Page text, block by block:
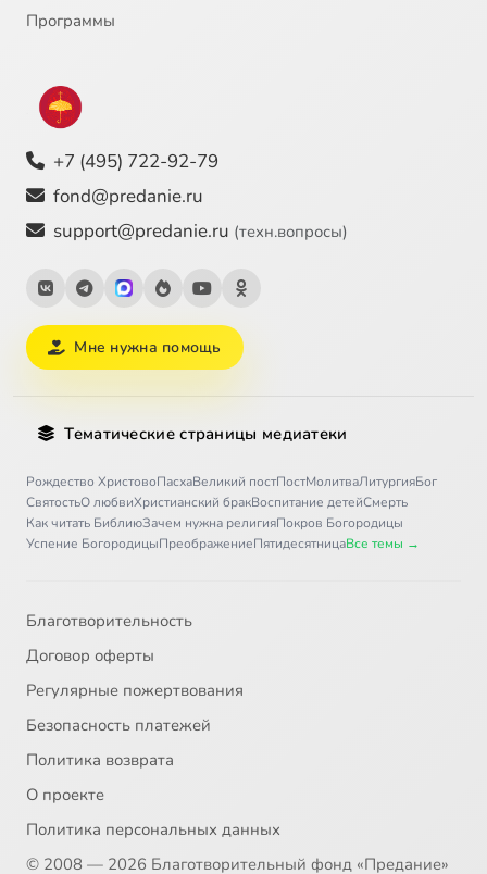
Программы
+7 (495) 722-92-79
fond@predanie.ru
support@predanie.ru (техн.вопросы)
Мне нужна помощь
Тематические страницы медиатеки
Рождество ХристовоПасхаВеликий постПостМолитваЛитургияБог
СвятостьО любвиХристианский бракВоспитание детейСмерть
Как читать БиблиюЗачем нужна религияПокров Богородицы
Успение БогородицыПреображениеПятидесятницаВсе темы →
Благотворительность
Договор оферты
Регулярные пожертвования
Безопасность платежей
Политика возврата
О проекте
Политика персональных данных
© 2008 — 2026 Благотворительный фонд «Предание»